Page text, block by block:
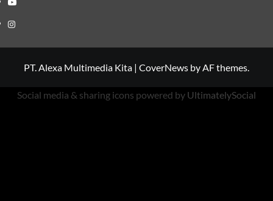
Instagram
PT. Alexa Multimedia Kita | CoverNews by AF themes.
Social media & sharing icons powered by UltimatelySocial